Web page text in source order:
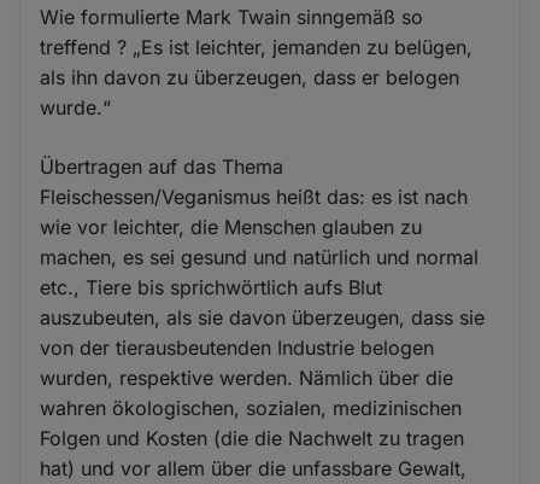
Wie formulierte Mark Twain sinngemäß so
treffend ? „Es ist leichter, jemanden zu belügen,
als ihn davon zu überzeugen, dass er belogen
wurde.“
Übertragen auf das Thema
Fleischessen/Veganismus heißt das: es ist nach
wie vor leichter, die Menschen glauben zu
machen, es sei gesund und natürlich und normal
etc., Tiere bis sprichwörtlich aufs Blut
auszubeuten, als sie davon überzeugen, dass sie
von der tierausbeutenden Industrie belogen
wurden, respektive werden. Nämlich über die
wahren ökologischen, sozialen, medizinischen
Folgen und Kosten (die die Nachwelt zu tragen
hat) und vor allem über die unfassbare Gewalt,